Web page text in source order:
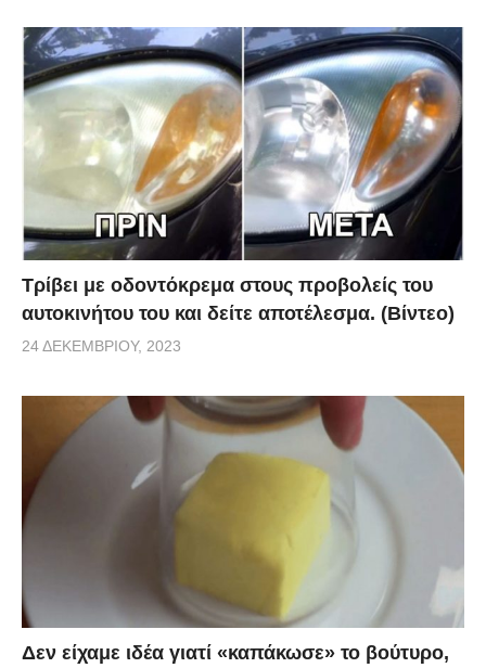
Τρίβει με οδοντόκρεμα στους προβολείς του
αυτοκινήτου του και δείτε αποτέλεσμα. (Βίντεο)
24 ΔΕΚΕΜΒΡΊΟΥ, 2023
Δεν είχαμε ιδέα γιατί «καπάκωσε» το βούτυρο,